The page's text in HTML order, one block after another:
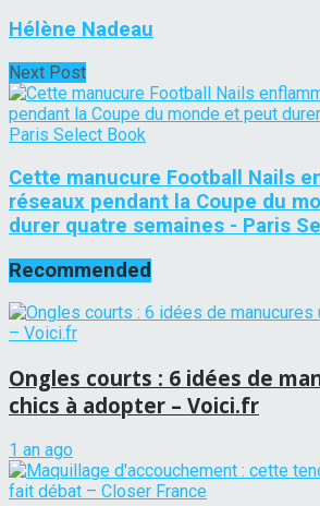
Hélène Nadeau
Next Post
Cette manucure Football Nails
réseaux pendant la Coupe du
durer quatre semaines - Paris
Recommended
Ongles courts : 6 idées de
chics à adopter – Voici.fr
1 an ago